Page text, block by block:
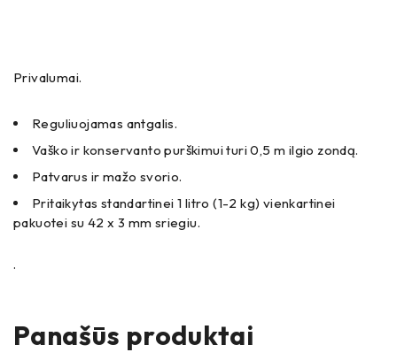
Privalumai.
Reguliuojamas antgalis.
Vaško ir konservanto purškimui turi 0,5 m ilgio zondą.
Patvarus ir mažo svorio.
Pritaikytas standartinei 1 litro (1-2 kg) vienkartinei
pakuotei su 42 x 3 mm sriegiu.
.
Panašūs produktai